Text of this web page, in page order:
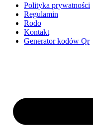
Polityka prywatności
Regulamin
Rodo
Kontakt
Generator kodów Qr